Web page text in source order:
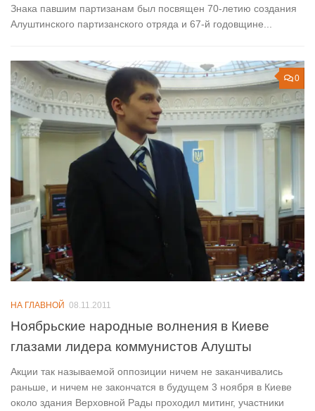
Знака павшим партизанам был посвящен 70-летию создания
Алуштинского партизанского отряда и 67-й годовщине...
0
НА ГЛАВНОЙ 08.11.2011
Ноябрьские народные волнения в Киеве
глазами лидера коммунистов Алушты
Акции так называемой оппозиции ничем не заканчивались
раньше, и ничем не закончатся в будущем 3 ноября в Киеве
около здания Верховной Рады проходил митинг, участники